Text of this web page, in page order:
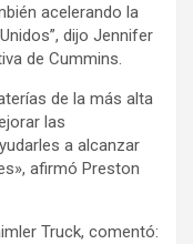
acelerando la
dijo Jennifer
de Cummins.
de la más alta
las
a alcanzar
afirmó Preston
Truck, comentó: